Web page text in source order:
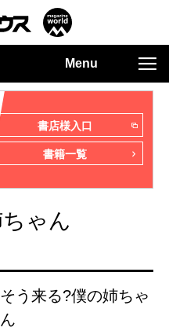
Menu
書店様入口
書籍一覧
ゃん
そう来る?僕の姉ちゃ
ん